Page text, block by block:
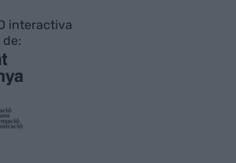
interactiva
de: